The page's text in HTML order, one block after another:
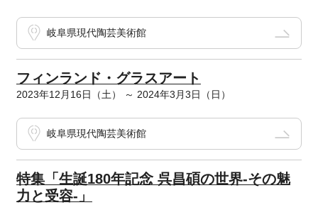
岐阜県現代陶芸美術館
フィンランド・グラスアート
2023年12月16日（土） ～ 2024年3月3日（日）
岐阜県現代陶芸美術館
特集「生誕180年記念 呉昌碩の世界-その魅
力と受容-」